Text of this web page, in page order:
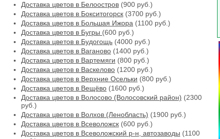
Доставка цветов в Белоостров (900 руб.)
Доставка цветов в Бокситогорск (3700 руб.)
Доставка цветов в Большая Ижора (1100 руб.)
Доставка цветов в Бугры (600 руб.)
Доставка цветов в Будогощь (4000 руб.)
Доставка цветов в Ваганово (1400 руб.)
Доставка цветов в Вартемяги (800 руб.)
Доставка цветов в Васкелово (1200 руб.)
Доставка цветов в Верхние Осельки (800 руб.)
Доставка цветов в Вещёво (1600 руб.)
Доставка цветов в Волосово (Волосовский район) (2300
руб.)
Доставка цветов в Волхов (Ленобласть) (1900 руб.)
Доставка цветов в Всеволожск (600 руб.)
Доставка цветов в Всеволожский р-н, автозаводы (1100